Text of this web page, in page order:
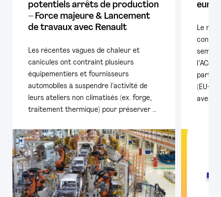
potentiels arrêts de production
– Force majeure & Lancement
de travaux avec Renault
Les récentes vagues de chaleur et
canicules ont contraint plusieurs
équipementiers et fournisseurs
automobiles à suspendre l’activité de
leurs ateliers non climatisés (ex. forge,
traitement thermique) pour préserver …
Le
avec